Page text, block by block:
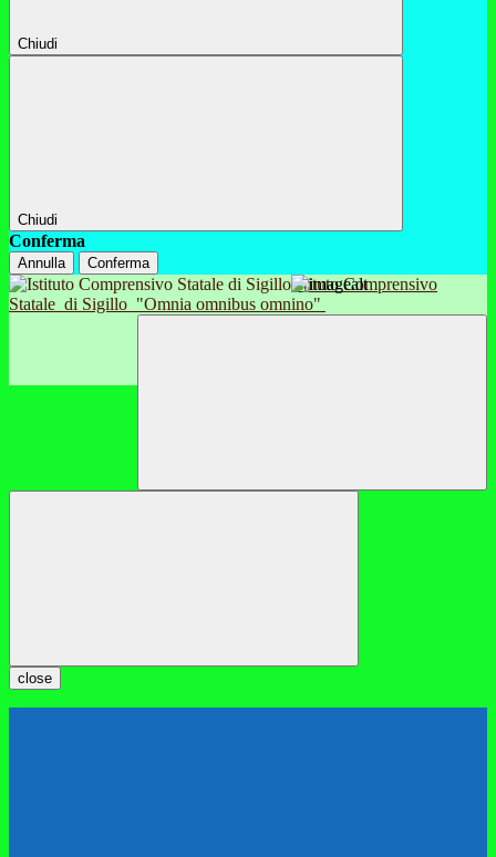
Chiudi
Chiudi
Conferma
Annulla Conferma
Istituto Comprensivo
Statale di Sigillo "Omnia omnibus omnino"
close